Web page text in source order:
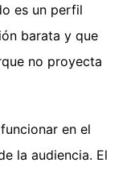
es un perfil
barata y que
no proyecta
en el
la audiencia. El